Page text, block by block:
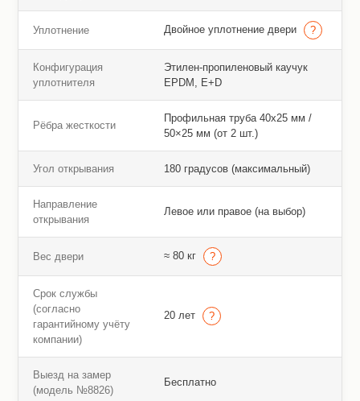
Уплотнение Двойное уплотнение двери
Конфигурация
уплотнителя
Этилен-пропиленовый каучук
EPDM, E+D
Рёбра жесткости
Профильная труба 40х25 мм /
50×25 мм (от 2 шт.)
Угол открывания 180 градусов (максимальный)
Направление
открывания
Левое или правое (на выбор)
Вес двери ≈ 80 кг
Срок службы
(согласно
гарантийному учёту
компании)
20 лет
Выезд на замер
(модель №8826)
Бесплатно